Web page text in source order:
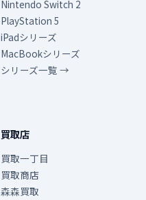
Nintendo Switch 2
PlayStation 5
iPadシリーズ
MacBookシリーズ
シリーズ一覧 →
買取店
買取一丁目
買取商店
森森買取